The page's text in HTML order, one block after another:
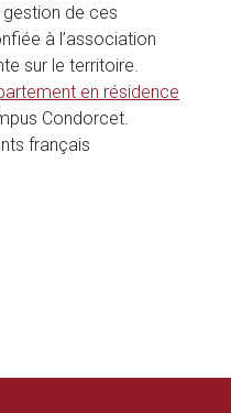
de ces
à l’association
sur le territoire.
en résidence
Condorcet.
français